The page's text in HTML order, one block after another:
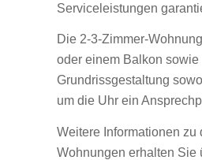
Serviceleistungen
Die 2-3-Zimmer-
oder einem Balkon
Grundrissgestaltung
um die Uhr ein
Weitere Informationen
Wohnungen erhalten Sie